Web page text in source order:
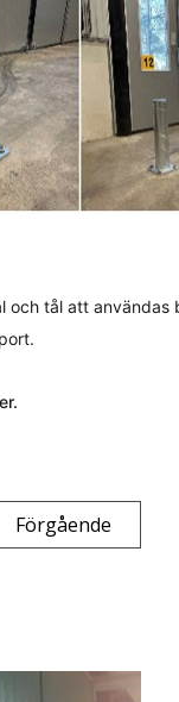
och tål att användas
Förgående